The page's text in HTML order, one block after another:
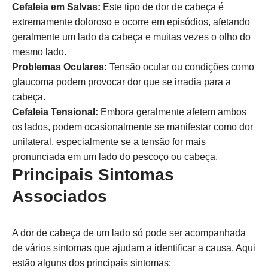
Cefaleia em Salvas: Este tipo de dor de cabeça é
extremamente doloroso e ocorre em episódios, afetando
geralmente um lado da cabeça e muitas vezes o olho do
mesmo lado.
Problemas Oculares: Tensão ocular ou condições como
glaucoma podem provocar dor que se irradia para a
cabeça.
Cefaleia Tensional: Embora geralmente afetem ambos
os lados, podem ocasionalmente se manifestar como dor
unilateral, especialmente se a tensão for mais
pronunciada em um lado do pescoço ou cabeça.
Principais Sintomas
Associados
A dor de cabeça de um lado só pode ser acompanhada
de vários sintomas que ajudam a identificar a causa. Aqui
estão alguns dos principais sintomas: